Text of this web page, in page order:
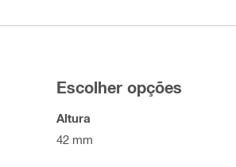
Escolher opções
Altura
42 mm